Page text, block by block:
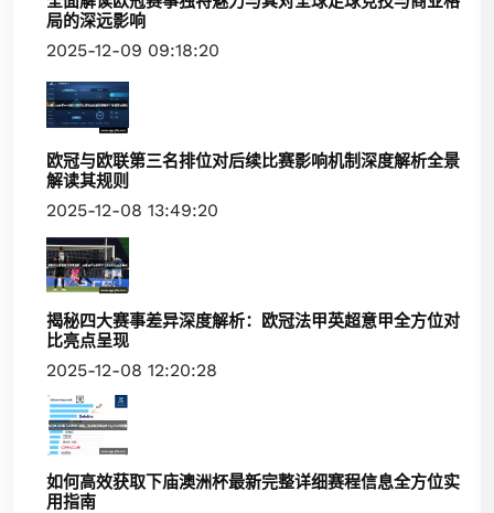
局的深远影响
2025-12-09 09:18:20
欧冠与欧联第三名排位对后续比赛影响机制深度解析全景
解读其规则
2025-12-08 13:49:20
揭秘四大赛事差异深度解析：欧冠法甲英超意甲全方位对
比亮点呈现
2025-12-08 12:20:28
如何高效获取下庙澳洲杯最新完整详细赛程信息全方位实
用指南